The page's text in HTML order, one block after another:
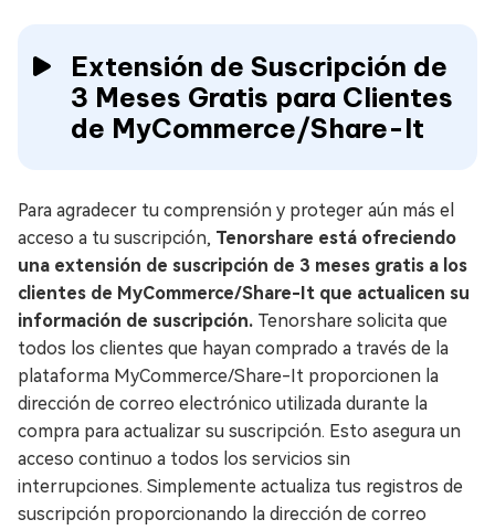
Extensión de Suscripción de
3 Meses Gratis para Clientes
de MyCommerce/Share-It
Para agradecer tu comprensión y proteger aún más el
acceso a tu suscripción, Tenorshare está ofreciendo
una extensión de suscripción de 3 meses gratis a los
clientes de MyCommerce/Share-It que actualicen su
información de suscripción. Tenorshare solicita que
todos los clientes que hayan comprado a través de la
plataforma MyCommerce/Share-It proporcionen la
dirección de correo electrónico utilizada durante la
compra para actualizar su suscripción. Esto asegura un
acceso continuo a todos los servicios sin
interrupciones. Simplemente actualiza tus registros de
suscripción proporcionando la dirección de correo